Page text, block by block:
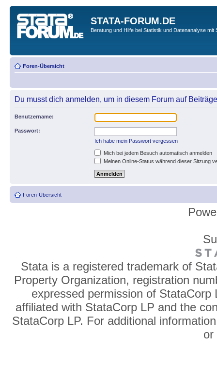
STATA-FORUM.DE
Beratung und Hilfe bei Statistik und Datenanalyse mit
Foren-Übersicht
Du musst dich anmelden, um in diesem Forum auf
Benutzername:
Passwort:
Ich habe mein Passwort vergessen
Mich bei jedem Besuch automatisch anmelden
Meinen Online-Status während dieser Sitzung
Foren-Übersicht
Stata is a registered trademark of
Property Organization, registration
expressed permission of
affiliated with StataCorp LP and the
StataCorp LP. For additional
or